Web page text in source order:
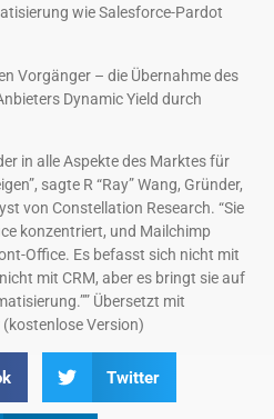
wie Salesforce-Pardot
Vorgänger – die Übernahme des
Dynamic Yield durch
in alle Aspekte des Marktes für
sagte R “Ray” Wang, Gründer,
von Constellation Research. “Sie
konzentriert, und Mailchimp
Office. Es befasst sich nicht mit
mit CRM, aber es bringt sie auf
Übersetzt mit
Version)
Twitter